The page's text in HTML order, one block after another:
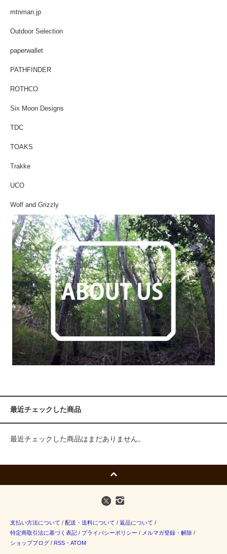
mtnman.jp
Outdoor Selection
paperwallet
PATHFINDER
ROTHCO
Six Moon Designs
TDC
TOAKS
Trakke
UCO
Wolf and Grizzly
最近チェックした商品
最近チェックした商品はまだありません。
支払い方法について / 配送・送料について / 返品について /
特定商取引法に基づく表記 / プライバシーポリシー / メルマガ登録・解除 /
ショップブログ / RSS ・ ATOM